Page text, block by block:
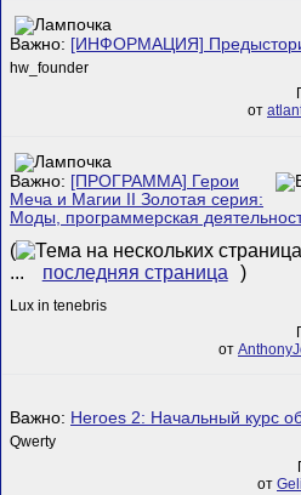
Важно: [ИНФОРМАЦИЯ]
hw_founder
от
Важно: [ПРОГРАММА] Герои
Меча и Магии II Золотая серия:
Моды, программерская
(
...
последняя страница )
Lux in tenebris
от
Важно: Heroes 2: Начальный курс
Qwerty
от